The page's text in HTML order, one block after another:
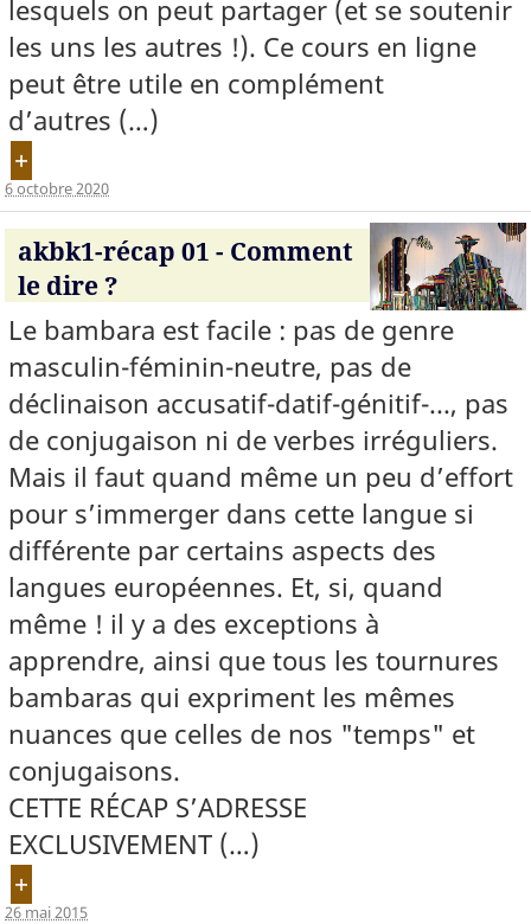
lesquels on peut partager (et se soutenir
les uns les autres !). Ce cours en ligne
peut être utile en complément
d’autres (…)
+
6 octobre 2020
akbk1-récap 01 - Comment
le dire ?
Le bambara est facile : pas de genre
masculin-féminin-neutre, pas de
déclinaison accusatif-datif-génitif-..., pas
de conjugaison ni de verbes irréguliers.
Mais il faut quand même un peu d’effort
pour s’immerger dans cette langue si
différente par certains aspects des
langues européennes. Et, si, quand
même ! il y a des exceptions à
apprendre, ainsi que tous les tournures
bambaras qui expriment les mêmes
nuances que celles de nos "temps" et
conjugaisons.
CETTE RÉCAP S’ADRESSE
EXCLUSIVEMENT (…)
+
26 mai 2015